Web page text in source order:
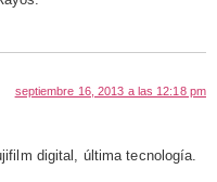
septiembre 16, 2013 a las 12:18 pm
digital, última tecnología.